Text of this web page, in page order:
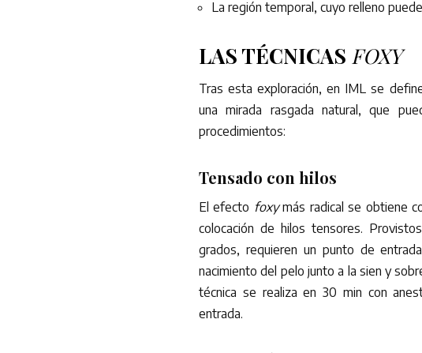
La región temporal, cuyo relleno
LAS TÉCNICAS FOXY
Tras esta exploración, en IML se
una mirada rasgada natural, que
procedimientos:
Tensado con hilos
El efecto foxymás radical se obtiene
colocación de hilos tensores.
grados, requieren un punto de
nacimiento del pelo junto a la sien y
técnica se realiza en 30 min con
entrada.